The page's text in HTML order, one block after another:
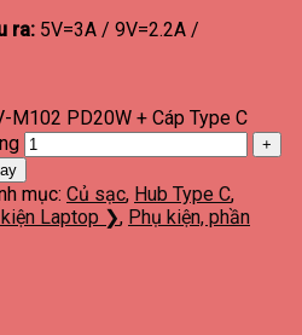
ra: 5V=3A / 9V=2.2A /
M102 PD20W + Cáp Type C
mục: Củ sạc, Hub Type C,
Laptop ❯, Phụ kiện, phần